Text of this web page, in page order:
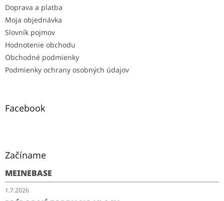
Doprava a platba
Moja objednávka
Slovník pojmov
Hodnotenie obchodu
Obchodné podmienky
Podmienky ochrany osobných údajov
Facebook
Začíname
MEINEBASE
1.7.2026